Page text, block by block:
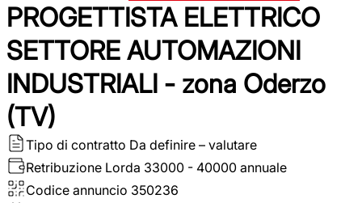
PROGETTISTA ELETTRICO
SETTORE AUTOMAZIONI
INDUSTRIALI - zona Oderzo
(TV)
Tipo di contratto Da definire – valutare
Retribuzione Lorda 33000 - 40000 annuale
Codice annuncio 350236